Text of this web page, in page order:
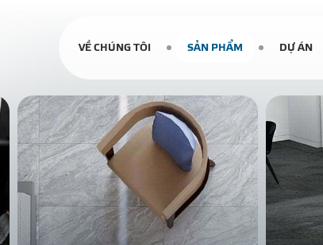
VỀ CHÚNG TÔI SẢN PHẨM DỰ ÁN